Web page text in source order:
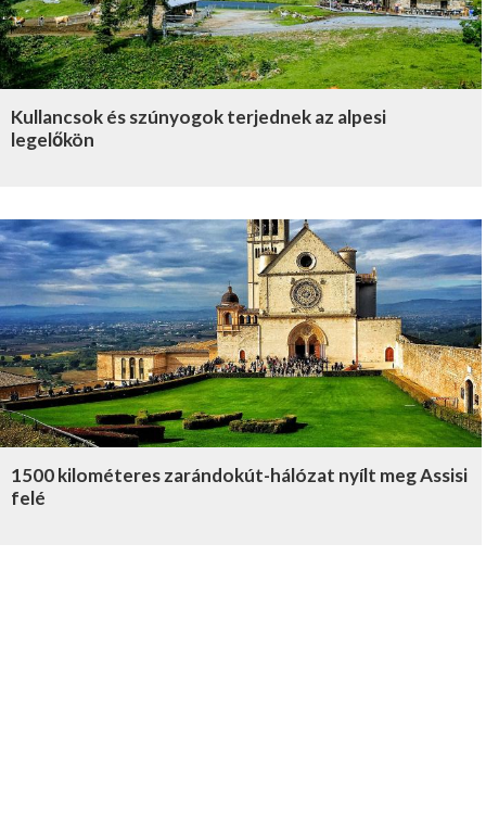
Kullancsok és szúnyogok terjednek az alpesi
legelőkön
1500 kilométeres zarándokút-hálózat nyílt meg Assisi
felé